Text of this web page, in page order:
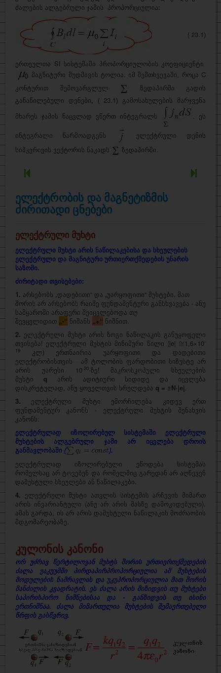
ძალების ალგებრული ჯამის პროპორციულია:
( 23.1)
ერთეულთა SI სისტემაში პროპორციულობის კოეფიციენტი
მაგნიტური მუდმივის ტოლია. იმ შემთხვევაში, როცა C
კონტურით შემოვარგლულ
ზედაპირში გადის
განაწილებული დენები, ( 23.1) გამოსახულების მარჯვენა
მხარეს ჯამის ნაცვლად ვწერთ ინტეგრალს
. ეს
ინტეგრალი წარმოადგენს
ელექტრული დენის
სიმკვრივის ვექტორის ნაკადს
ზედაპირში.
ელექტრობის და მაგნეტიზმის
ძირითადი ცნებები
ელექტრული მუხტი
ელექტრული მუხტი არის ნაწილაკებისა და სხეულების
ელექტრული და მაგნიტური ურთიერთქმედების უნარის
საზომი.
ძირიტადი თვისებები:
1. არსებობს „დადებითი“ და „უარყოფითი“ მუხტები. მათ
შორის არ არსებობს რაიმე ფუნდამენტური განსხვავება - ანუ
სამყაროში არაფერი შეიცვლებოდა თუ
შევცვლიდით „-“ ნიშანს „+“ ნიშნით.
2. ელექტრული მუხტი არის ზოგი ნაწილაკის განუყოფელი
თვისება! ელექტრული მუხტის მინიმური წილი (|e| ≅
≅1,6×10-
19
კლ) ერთნაირია უარყოფითი და დადებითი
ელექტრობისთვის - ამ ტოლობის ფარდობითი სიზუსტე არ
არის უარესი 10-20-ზე! მაკროსკოპული სხეულების
მუხტიq არის ადიტიური სიდიდე და იცვლება
დისკრეტულად, ანუ ყოველთვის სრულდება q = ±N·|e|
3. ელექტრული მუხტი ემორჩილება კიდევ ერთ
ფუნდამენტურ კანონს - ელექტრული მუხტის შენახვის
კანონს:
ელექტრულად იზოლირებულ სისტემაში ელექტრული
მუხტების ალგებრული ჯამი არ იცვლება დროის
განმავლობაში (∑ qi = const
∑qi=const
).
ელექტრულად იზოლირებული ეწოდება სისტემას
რომელსაც არ ტოვებენ და რომელშიც გარედან არ აღწევენ
დამუხტული სხეულები ან ნაწილაკები.
4. ელექტრული მუხტი ათვლის სისტემის არჩევის მიმართ
არის ინვარიანტული (ანუ არ არის მასზე დამოკიდებული).
ამას გარდა, ის არ არის დამუხტული ნაწილაკის მოძრაობის
მდგომარეობაზე.
კულონის კანონი
ორ უძრავ წერტილოვან მუხტს შორის ურთიერთქმედების
ძალა ვაკუუმში პირდაპირპროპორციულია ამ მუხტების
მოდულების ნამრავლის და უკუპროპორციულია მათ შორის
მანძილის კვადრატის. ეს ძალა არის მიზიდვის თუ მუხტები
საპირისპირო ნიშნებისაა და - განზიდვის თუ ისინი
ერთნიშნაა. ძალა მიმართულია მუხტების შემაერთებელი
წრფის გასწვრივ.